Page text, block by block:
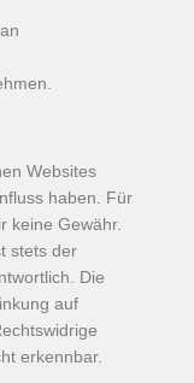
Websites
haben. Für
keine Gewähr.
stets der
Die
auf
erkennbar.